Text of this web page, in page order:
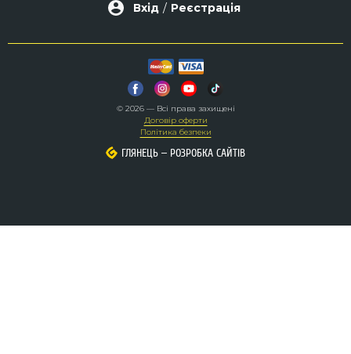
Вхід / Реєстрація
© 2026 — Всі права захищені
Договір оферти
Політика безпеки
ГЛЯНЕЦЬ – РОЗРОБКА САЙТІВ
ГЛЯНЕЦЬ – РОЗРОБКА САЙТІВ